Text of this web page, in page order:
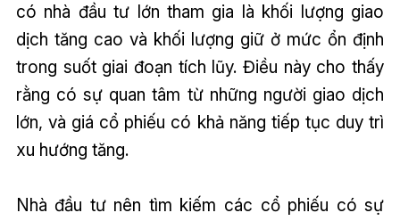
có nhà đầu tư lớn tham gia là khối lượng giao
dịch tăng cao và khối lượng giữ ở mức ổn định
trong suốt giai đoạn tích lũy. Điều này cho thấy
rằng có sự quan tâm từ những người giao dịch
lớn, và giá cổ phiếu có khả năng tiếp tục duy trì
xu hướng tăng.
Nhà đầu tư nên tìm kiếm các cổ phiếu có sự